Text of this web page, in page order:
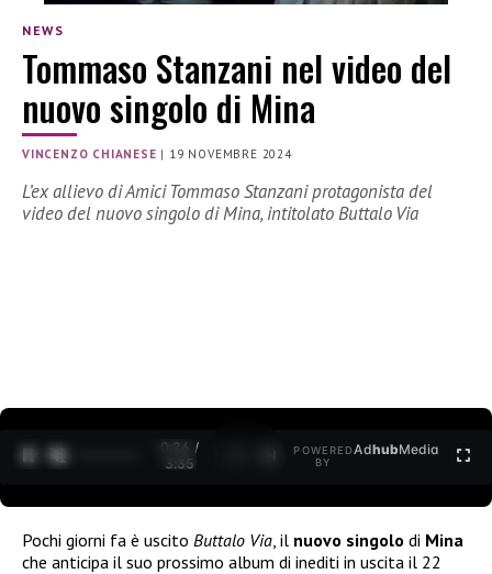
NEWS
Tommaso Stanzani nel video del
nuovo singolo di Mina
VINCENZO CHIANESE | 19 NOVEMBRE 2024
L’ex allievo di Amici Tommaso Stanzani protagonista del
video del nuovo singolo di Mina, intitolato Buttalo Via
0:27 /
3:35
POWERED
BY
AdhubMedia
Pochi giorni fa è uscito Buttalo Via , il nuovo singolo di Mina
che anticipa il suo prossimo album di inediti in uscita il 22